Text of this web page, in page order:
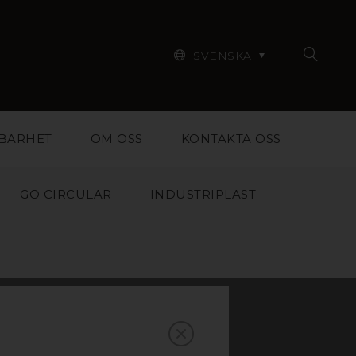
SVENSKA
OM OSS KONTAKTA OSS
GO CIRCULAR INDUSTRIPLAST